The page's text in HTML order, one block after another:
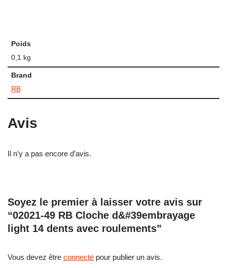
Poids
0,1 kg
Brand
RB
Avis
Il n’y a pas encore d’avis.
Soyez le premier à laisser votre avis sur
“02021-49 RB Cloche d&#39embrayage
light 14 dents avec roulements”
Vous devez être connecté pour publier un avis.